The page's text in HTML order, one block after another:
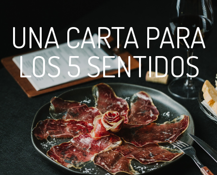
UNA CARTA PARA
LOS 5 SENTIDOS